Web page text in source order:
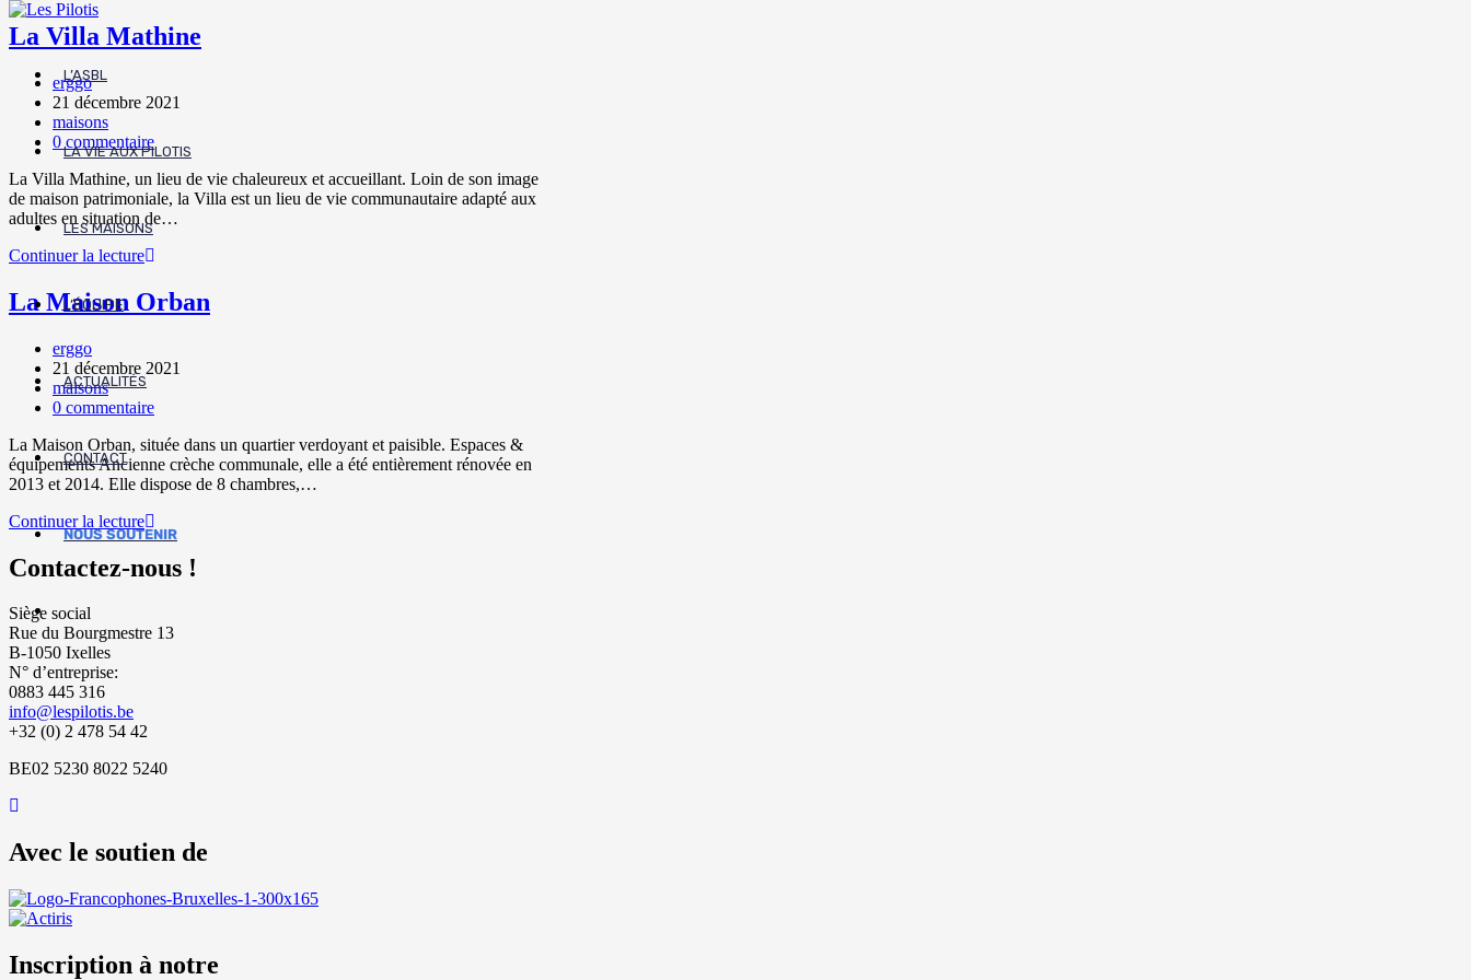
Skip
to
content
L’ASBL
LA VIE AUX PILOTIS
LES MAISONS
L’ÉQUIPE
ACTUALITÉS
CONTACT
NOUS SOUTENIR
La Villa Mathine
Post
author:
erggo
Post
published:
21 décembre 2021
Post
category:
maisons
Post
comments:
0 commentaire
La Villa Mathine, un lieu de vie chaleureux et accueillant. Loin de son image
de maison patrimoniale, la Villa est un lieu de vie communautaire adapté aux
adultes en situation de…
Continuer la lectureLa
Mathine
La Maison Orban
Post
author:
erggo
Post
published:
21 décembre 2021
Post
category:
maisons
Post
0 commentaire
La Maison Orban, située dans un quartier verdoyant et paisible. Espaces &
équipements Ancienne crèche communale, elle a été entièrement rénovée en
2013 et 2014. Elle dispose de 8 chambres,…
Continuer la lectureLa
Maison
Contactez-nous !
Siège social
Rue du Bourgmestre 13
B-1050 Ixelles
N° d’entreprise:
0883 445 316
info@lespilotis.be
+32 (0) 2 478 54 42
BE02 5230 8022 5240
Avec le soutien de
Inscription à notre